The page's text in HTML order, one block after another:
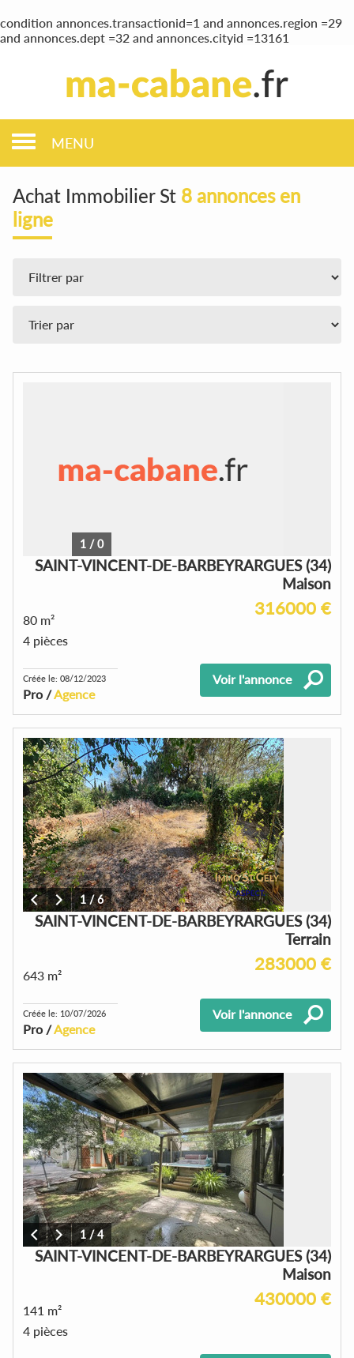
condition annonces.transactionid=1 and annonces.region =29
and annonces.dept =32 and annonces.cityid =13161
MENU
Achat Immobilier St 8 annonces en
ligne
1 /0
SAINT-VINCENT-DE-BARBEYRARGUES (34)
Maison
316000 €
80 m²
4 pièces
Créée le: 08/12/2023
Pro /Agence
Voir l'annonce
1/6
SAINT-VINCENT-DE-BARBEYRARGUES (34)
Terrain
283000 €
643 m²
Créée le: 10/07/2026
Pro /Agence
Voir l'annonce
1/4
SAINT-VINCENT-DE-BARBEYRARGUES (34)
Maison
430000 €
141 m²
4 pièces